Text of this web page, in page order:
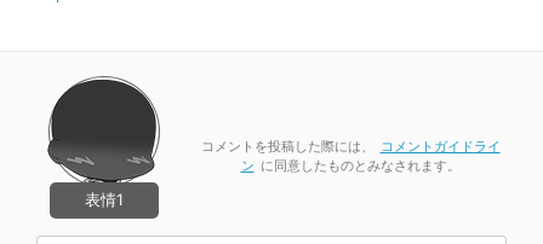
コメントを投稿した際には、
コメントガイドライ
ン に同意したものとみなされます。
表情1